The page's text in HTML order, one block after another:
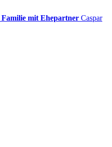
Familie mit Ehepartner Caspar